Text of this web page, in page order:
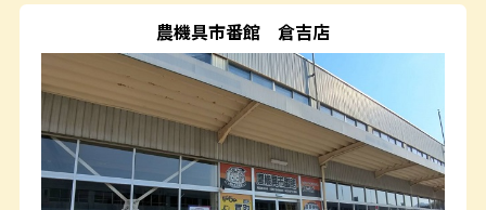
農機具市番館 倉吉店